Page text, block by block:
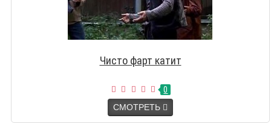
Чисто фарт катит
0
СМОТРЕТЬ